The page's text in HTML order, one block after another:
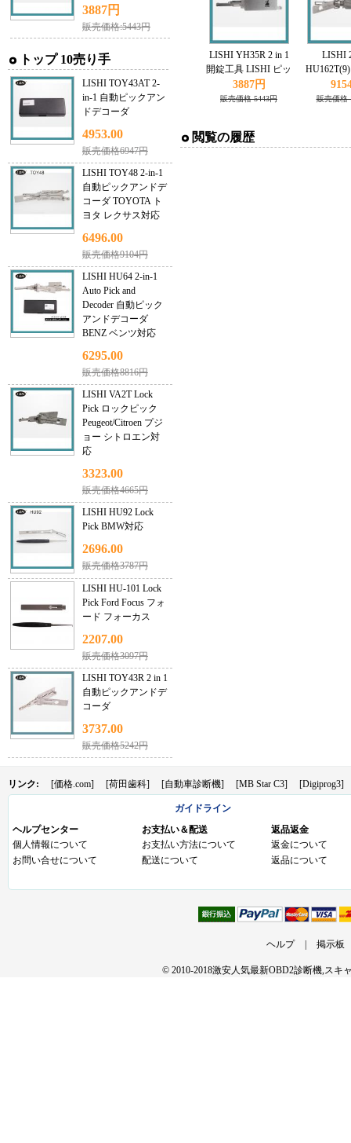
3887円
販売価格:5443円
トップ 10売り手
LISHI TOY43AT 2-
in-1 自動ピックアン
ドデコーダ
4953.00
販売価格6947円
LISHI TOY48 2-in-1
自動ピックアンドデ
コーダ TOYOTA ト
ヨタ レクサス対応
6496.00
販売価格9104円
LISHI HU64 2-in-1
Auto Pick and
Decoder 自動ピック
アンドデコーダ
BENZ ベンツ対応
6295.00
販売価格8816円
LISHI VA2T Lock
Pick ロックピック
Peugeot/Citroen プジ
ョー シトロエン対
応
3323.00
販売価格4665円
LISHI HU92 Lock
Pick BMW対応
2696.00
販売価格3787円
LISHI HU-101 Lock
Pick Ford Focus フォ
ード フォーカス
2207.00
販売価格3097円
LISHI TOY43R 2 in 1
自動ピックアンドデ
コーダ
3737.00
販売価格5242円
LISHI YH35R 2 in 1
開錠工具 LISHI ピッ
ク Yamaha対応
3887円
販売価格 5443円
LISHI
クとデコ
応
販売価格
閲覧の履歴
リンク: [価格.com] [荷田歯科] [自動車診断機] [MB Star C3] [Digiprog3]
ガイドライン
ヘルプセンター
個人情報について
お問い合せについて
お支払い＆配送
お支払い方法について
配送について
返品返金
返金について
返品について
ヘルプ 掲示板
© 2010-2018激安人気最新OBD2診断機,スキ